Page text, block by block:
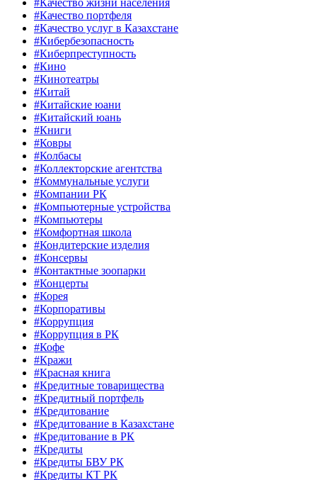
#Качество портфеля
#Качество услуг в Казахстане
#Кибербезопасность
#Киберпреступность
#Кино
#Кинотеатры
#Китай
#Китайские юани
#Китайский юань
#Книги
#Ковры
#Колбасы
#Коллекторские агентства
#Коммунальные услуги
#Компании РК
#Компьютерные устройства
#Компьютеры
#Комфортная школа
#Кондитерские изделия
#Консервы
#Контактные зоопарки
#Концерты
#Корея
#Корпоративы
#Коррупция
#Коррупция в РК
#Кофе
#Кражи
#Красная книга
#Кредитные товарищества
#Кредитный портфель
#Кредитование
#Кредитование в Казахстане
#Кредитование в РК
#Кредиты
#Кредиты БВУ РК
#Кредиты КТ РК